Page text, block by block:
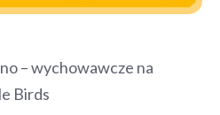
– wychowawcze na
Birds